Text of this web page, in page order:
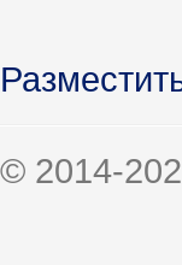
© 2014-